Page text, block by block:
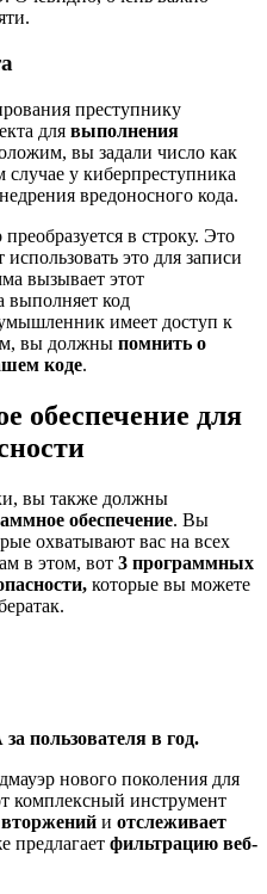
преступнику
для выполнения
вы задали число как
случае у киберпреступника
вредоносного кода.
в строку. Это
это для записи
вызывает этот
выполняет код
имеет доступ к
вы должны помнить о
коде.
обеспечение для
вы также должны
обеспечение. Вы
охватывают вас на всех
в этом, вот 3 программных
которые вы можете
пользователя в год.
нового поколения для
комплексный инструмент
и отслеживает
предлагает фильтрацию веб-